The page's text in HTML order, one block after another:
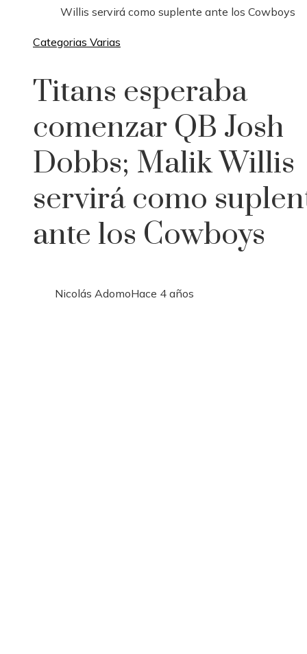
Willis servirá como suplente ante los Cowboys
Categorias Varias
Titans esperaba
comenzar QB Josh
Dobbs; Malik Willis
servirá como
ante los Cowboys
Nicolás AdomoHace 4 años